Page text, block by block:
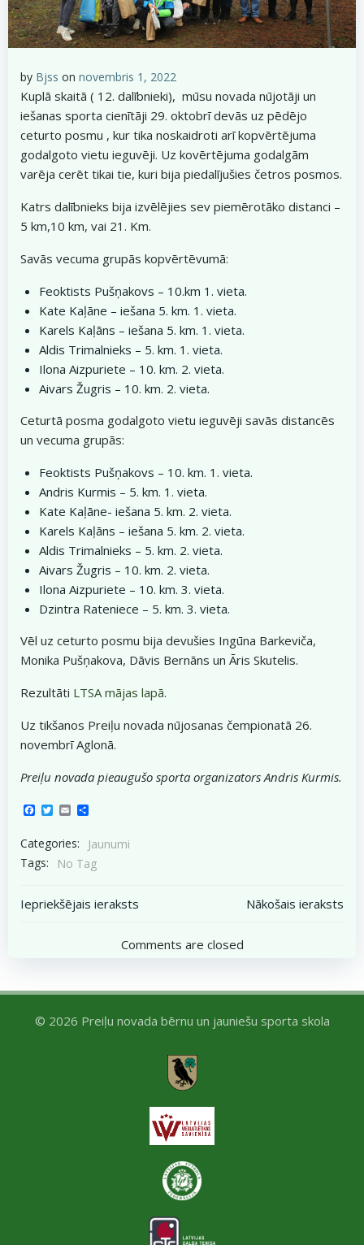
by Bjss on novembris 1, 2022
Kuplā skaitā ( 12. dalībnieki), mūsu novada nūjotāji un
iešanas sporta cienītāji 29. oktobrī devās uz pēdējo
ceturto posmu , kur tika noskaidroti arī kopvērtējuma
godalgoto vietu ieguvēji. Uz kovērtējuma godalgām
varēja cerēt tikai tie, kuri bija piedalījušies četros posmos.
Katrs dalībnieks bija izvēlējies sev piemērotāko distanci –
5 km,10 km, vai 21. Km.
Savās vecuma grupās kopvērtēvumā:
Feoktists Pušņakovs – 10.km 1. vieta.
Kate Kaļāne – iešana 5. km. 1. vieta.
Karels Kaļāns – iešana 5. km. 1. vieta.
Aldis Trimalnieks – 5. km. 1. vieta.
Ilona Aizpuriete – 10. km. 2. vieta.
Aivars Žugris – 10. km. 2. vieta.
Ceturtā posma godalgoto vietu ieguvēji savās distancēs
un vecuma grupās:
Feoktists Pušņakovs – 10. km. 1. vieta.
Andris Kurmis – 5. km. 1. vieta.
Kate Kaļāne- iešana 5. km. 2. vieta.
Karels Kaļāns – iešana 5. km. 2. vieta.
Aldis Trimalnieks – 5. km. 2. vieta.
Aivars Žugris – 10. km. 2. vieta.
Ilona Aizpuriete – 10. km. 3. vieta.
Dzintra Rateniece – 5. km. 3. vieta.
Vēl uz ceturto posmu bija devušies Ingūna Barkeviča,
Monika Pušņakova, Dāvis Bernāns un Āris Skutelis.
Rezultāti LTSA mājas lapā.
Uz tikšanos Preiļu novada nūjosanas čempionatā 26.
novembrī Aglonā.
Preiļu novada pieaugušo sporta organizators Andris Kurmis.
Facebook
Twitter
Email
Categories:
Jaunumi
Tags:
No Tag
Post
navigation
Iepriekšējais ieraksts
navigation
Nākošais ieraksts
Comments are closed
© 2026 Preiļu novada bērnu un jauniešu sporta skola